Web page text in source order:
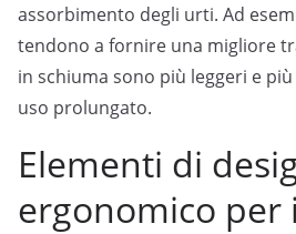
assorbimento degli urti. Ad
tendono a fornire una migliore
in schiuma sono più leggeri e
uso prolungato.
Elementi di
ergonomico per